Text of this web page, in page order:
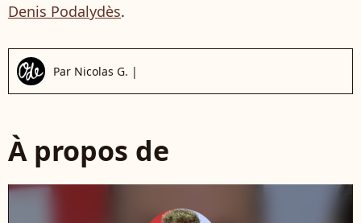
Denis Podalydès.
Par Nicolas G. |
À propos de